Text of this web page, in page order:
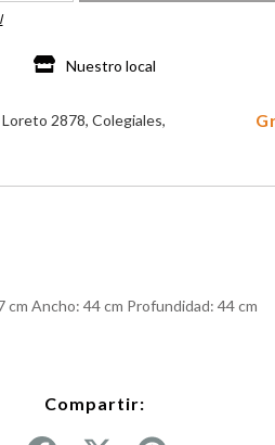
Nuestro local
2878, Colegiales,
Ancho: 44 cm Profundidad: 44 cm
Compartir: